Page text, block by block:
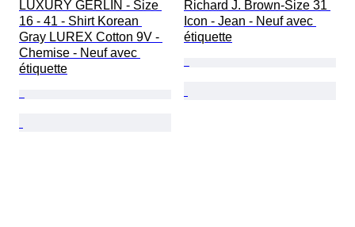
LUXURY GERLIN - Size
16 - 41 - Shirt Korean
Gray LUREX Cotton 9V -
Chemise - Neuf avec
étiquette
Richard J. Brown-Size 31
Icon - Jean - Neuf avec
étiquette